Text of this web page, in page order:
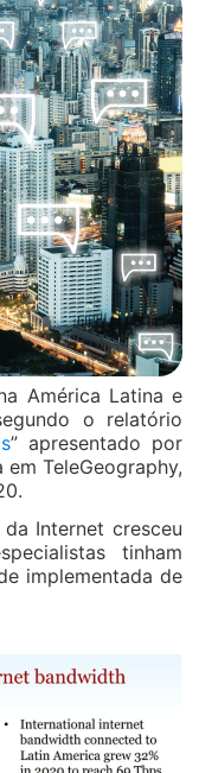
América Latina e
o relatório
” apresentado por
TeleGeography,
Internet cresceu
tinham
implementada de